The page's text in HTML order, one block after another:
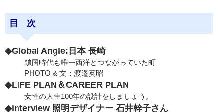
目 次
◆Global Angle:日本 長崎
鎖国時代も唯一西洋とつながっていた町
PHOTO & 文：渡邉英昭
◆LIFE PLAN＆CAREER PLAN
女性の人生100年の設計をしましょう。
◆interview 照明デザイナー 石井幹子さん